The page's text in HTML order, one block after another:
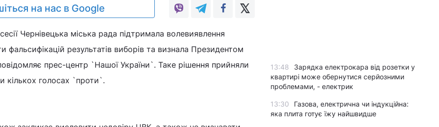
на нас в Google
Чернівецька міська рада підтримала волевиявлення
фальсифікацій результатів виборів та визнала Президентом
прес-центр `Нашої України`. Таке рішення прийняли
кількох голосах `проти`.
13:48
Зарядка електрокара від розетки у
квартирі може обернутися серйозними
проблемами, - електрик
13:30
Газова, електрична чи індукційна:
яка плита готує їжу найшвидше